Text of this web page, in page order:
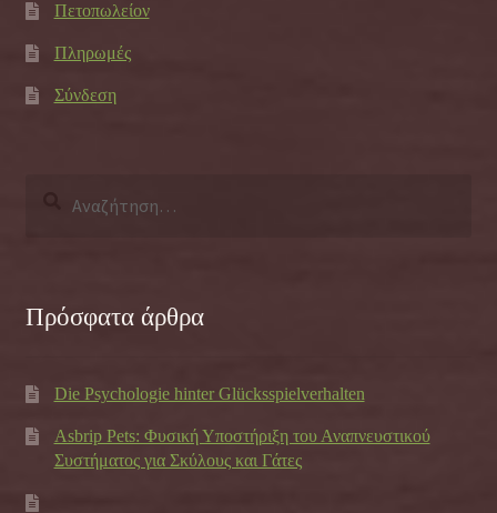
Πετοπωλείον
Πληρωμές
Σύνδεση
Πρόσφατα άρθρα
Die Psychologie hinter Glücksspielverhalten
Asbrip Pets: Φυσική Υποστήριξη του Αναπνευστικού
Συστήματος για Σκύλους και Γάτες